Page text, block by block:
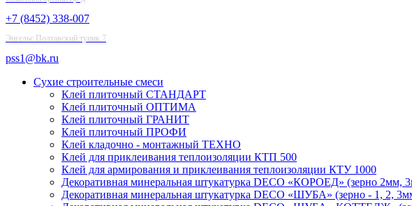
+7 (8452) 338-007
Энгельс Полтавский тупик 7
pss1@bk.ru
Сухие строительные смеси
Клей плиточный СТАНДАРТ
Клей плиточный ОПТИМА
Клей плиточный ГРАНИТ
Клей плиточный ПРОФИ
Клей кладочно - монтажный ТЕХНО
Клей для приклеивания теплоизоляции КТП 500
Клей для армирования и приклеивания теплоизоляции КТУ 1000
Декоративная минеральная штукатурка DECO «КОРОЕД» (зерно 2мм,
Декоративная минеральная штукатурка DECO «ШУБА» (зерно - 1, 2,